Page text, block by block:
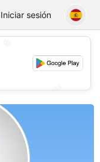
Iniciar sesión